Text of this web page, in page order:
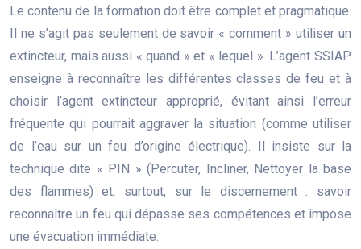
Le contenu de la formation doit être complet et pragmatique.
Il ne s’agit pas seulement de savoir « comment » utiliser un
extincteur, mais aussi « quand » et « lequel ». L’agent SSIAP
enseigne à reconnaître les différentes classes de feu et à
choisir l’agent extincteur approprié, évitant ainsi l’erreur
fréquente qui pourrait aggraver la situation (comme utiliser
de l’eau sur un feu d’origine électrique). Il insiste sur la
technique dite « PIN » (Percuter, Incliner, Nettoyer la base
des flammes) et, surtout, sur le discernement : savoir
reconnaître un feu qui dépasse ses compétences et impose
une évacuation immédiate.